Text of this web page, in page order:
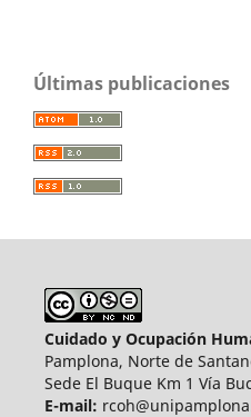
Últimas publicaciones
Cuidado y Ocupación
Pamplona, Norte de
Sede El Buque Km 1 Vía
E-mail: